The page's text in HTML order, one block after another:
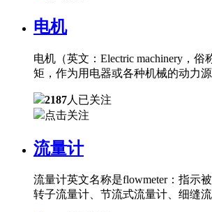
电机
电机（英文：Electric machinery，
矩，作为用电器或各种机械的动力
2187人已关注
点击关注
流量计
流量计英文名称是flowmeter：指示
转子流量计、节流式流量计、细缝